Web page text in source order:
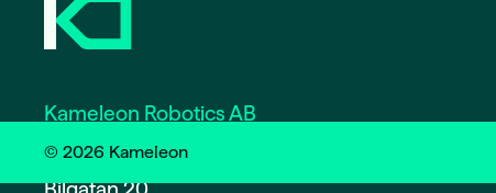
Kameleon Robotics AB
© 2026 Kameleon